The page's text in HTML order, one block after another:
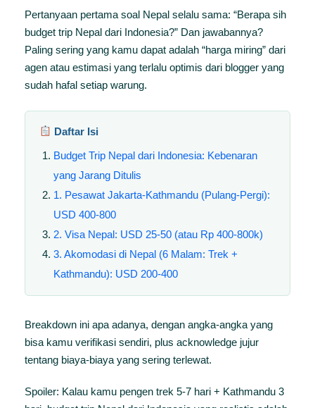
Pertanyaan pertama soal Nepal selalu sama: “Berapa sih
budget trip Nepal dari Indonesia?” Dan jawabannya?
Paling sering yang kamu dapat adalah “harga miring” dari
agen atau estimasi yang terlalu optimis dari blogger yang
sudah hafal setiap warung.
Daftar Isi
Budget Trip Nepal dari Indonesia: Kebenaran
yang Jarang Ditulis
1. Pesawat Jakarta-Kathmandu (Pulang-Pergi):
USD 400-800
2. Visa Nepal: USD 25-50 (atau Rp 400-800k)
3. Akomodasi di Nepal (6 Malam: Trek +
Kathmandu): USD 200-400
Breakdown ini apa adanya, dengan angka-angka yang
bisa kamu verifikasi sendiri, plus acknowledge jujur
tentang biaya-biaya yang sering terlewat.
Spoiler: Kalau kamu pengen trek 5-7 hari + Kathmandu 3